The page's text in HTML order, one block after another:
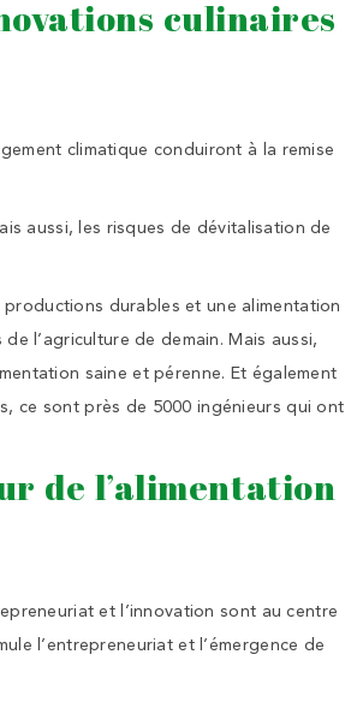
culinaires
climatique conduiront à la remise
aussi, les risques de dévitalisation de
durables et une alimentation
l’agriculture de demain. Mais aussi,
saine et pérenne. Et également
ce sont près de 5000 ingénieurs qui ont
de l’alimentation
et l’innovation sont au centre
l’entrepreneuriat et l’émergence de